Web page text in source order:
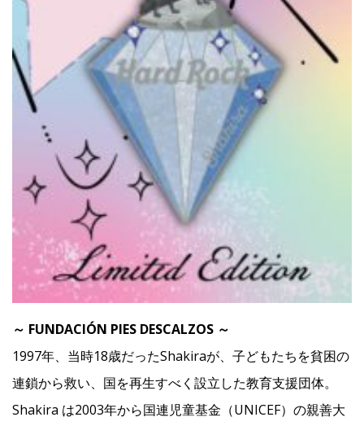
～ FUNDACIÓN PIES DESCALZOS ～
1997年、当時18歳だったShakiraが、子どもたちを貧困の
連鎖から救い、国を再生すべく設立した教育支援団体。
Shakira は2003年から国連児童基金（UNICEF）の親善大